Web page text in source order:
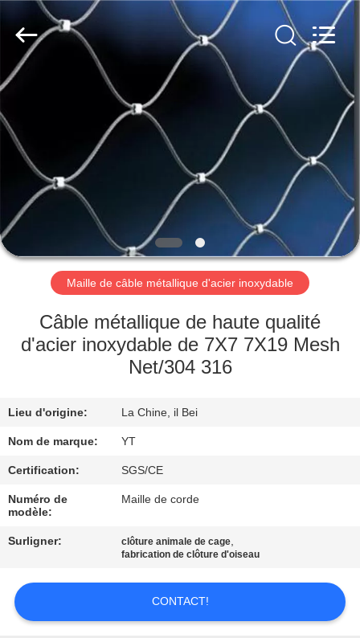
MAISON
PRODUITS
SUJET
DE
NOUS
VISITE
D'USINE
DE
QUALITÉ
CONTACTEZ-
NOUS
DEMANDEZ
Metal
Mesh
Rights
Reserved.
Maille de câble métallique d'acier inoxydable
Câble métallique de haute qualité
d'acier inoxydable de 7X7 7X19 Mesh
Net/304 316
Lieu d'origine: La Chine, il Bei
Nom de marque: YT
Certification: SGS/CE
Numéro de
modèle:
Maille de corde
Surligner: clôture animale de cage,
fabrication de clôture d'oiseau
CONTACT!